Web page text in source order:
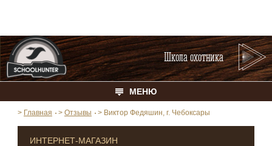
Школа охотника
МЕНЮ
> Главная > Отзывы > Виктор Федяшин, г. Чебоксары
ИНТЕРНЕТ-МАГАЗИН